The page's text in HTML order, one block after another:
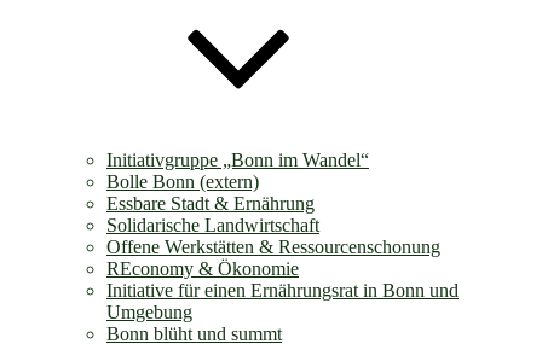
Initiativgruppe „Bonn im Wandel“
Bolle Bonn (extern)
Essbare Stadt & Ernährung
Solidarische Landwirtschaft
Offene Werkstätten & Ressourcenschonung
REconomy & Ökonomie
Initiative für einen Ernährungsrat in Bonn und
Umgebung
Bonn blüht und summt